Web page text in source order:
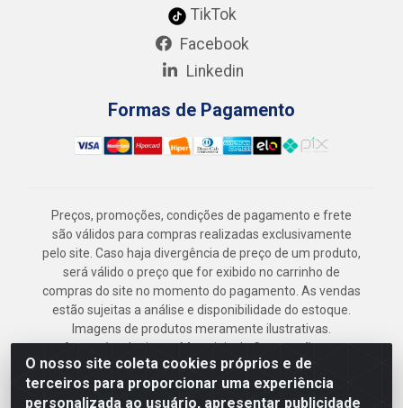
O nosso site coleta cookies próprios e de
terceiros para proporcionar uma experiência
personalizada ao usuário, apresentar publicidade
TikTok
Facebook
Linkedin
Formas de Pagamento
Preços, promoções, condições de pagamento e frete
são válidos para compras realizadas exclusivamente
pelo site. Caso haja divergência de preço de um produto,
será válido o preço que for exibido no carrinho de
compras do site no momento do pagamento. As vendas
estão sujeitas a análise e disponibilidade do estoque.
Imagens de produtos meramente ilustrativas.
Armazém Jenipapo Materiais de Construção em
Geral LTDA - Rua das Flores, 2691 - Guabiraba,
Recife/PE - CEP 52.291-630 - CNPJ
41.097.379/0001-